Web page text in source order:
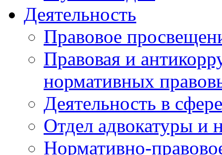
Деятельность
Правовое
Правовая и
нормативных
Деятельность в
Отдел адвокатуры и
Нормативно-